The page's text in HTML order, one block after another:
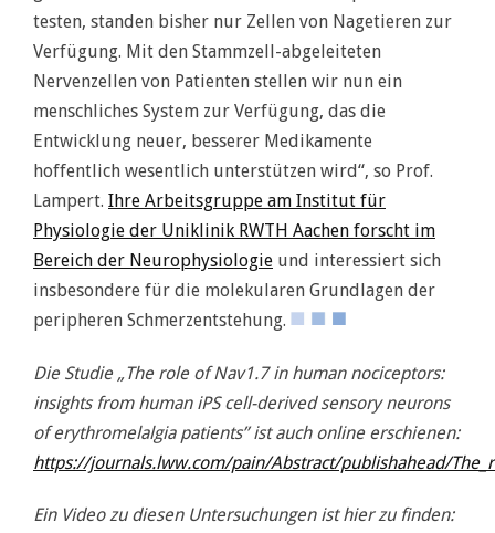
testen, standen bisher nur Zellen von Nagetieren zur
Verfügung. Mit den Stammzell-abgeleiteten
Nervenzellen von Patienten stellen wir nun ein
menschliches System zur Verfügung, das die
Entwicklung neuer, besserer Medikamente
hoffentlich wesentlich unterstützen wird“, so Prof.
Lampert. Ihre Arbeitsgruppe am Institut für
Physiologie der Uniklinik RWTH Aachen forscht im
Bereich der Neurophysiologie und interessiert sich
insbesondere für die molekularen Grundlagen der
peripheren Schmerzentstehung.
Die Studie „The role of Nav1.7 in human nociceptors:
insights from human iPS cell-derived sensory neurons
of erythromelalgia patients” ist auch online erschienen:
https://journals.lww.com/pain/Abstract/publishahead/
Ein Video zu diesen Untersuchungen ist hier zu finden: